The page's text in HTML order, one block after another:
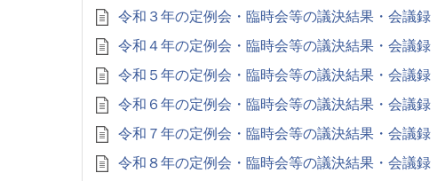
令和３年の定例会・臨時会等の議決結果・会議録
令和４年の定例会・臨時会等の議決結果・会議録
令和５年の定例会・臨時会等の議決結果・会議録
令和６年の定例会・臨時会等の議決結果・会議録
令和７年の定例会・臨時会等の議決結果・会議録
令和８年の定例会・臨時会等の議決結果・会議録